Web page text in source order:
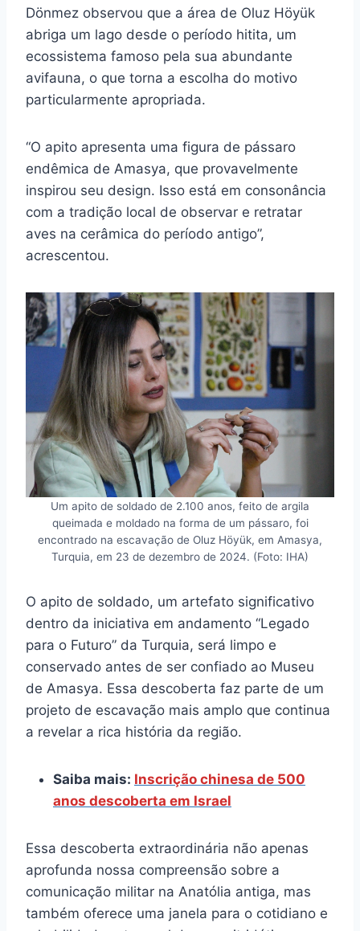
Dönmez observou que a área de Oluz Höyük
abriga um lago desde o período hitita, um
ecossistema famoso pela sua abundante
avifauna, o que torna a escolha do motivo
particularmente apropriada.
“O apito apresenta uma figura de pássaro
endêmica de Amasya, que provavelmente
inspirou seu design. Isso está em consonância
com a tradição local de observar e retratar
aves na cerâmica do período antigo”,
acrescentou.
Um apito de soldado de 2.100 anos, feito de argila
queimada e moldado na forma de um pássaro, foi
encontrado na escavação de Oluz Höyük, em Amasya,
Turquia, em 23 de dezembro de 2024. (Foto: IHA)
O apito de soldado, um artefato significativo
dentro da iniciativa em andamento “Legado
para o Futuro” da Turquia, será limpo e
conservado antes de ser confiado ao Museu
de Amasya. Essa descoberta faz parte de um
projeto de escavação mais amplo que continua
a revelar a rica história da região.
Saiba mais: Inscrição chinesa de 500
anos descoberta em Israel
Essa descoberta extraordinária não apenas
aprofunda nossa compreensão sobre a
comunicação militar na Anatólia antiga, mas
também oferece uma janela para o cotidiano e